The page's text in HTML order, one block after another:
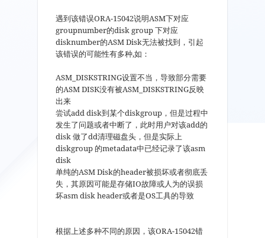
遇到该错误ORA-15042说明ASM下对应
groupnumber的disk group 下对应
disknumber的ASM Disk无法被找到，引起
该错误的可能性有多种,如：
ASM_DISKSTRING设置不当，导致部分需要
的ASM DISK没有被ASM_DISKSTRING反映
出来
尝试add disk到某个diskgroup，但是过程中
发生了问题或者中断了，此时用户对该add的
disk 做了dd清理磁盘头，但是实际上
diskgroup 的metadata中已经记录了该asm
disk
单纯的ASM Disk的header被损坏或者彻底丢
失，其原因可能是存储IO故障或人为的误损
坏asm disk header或者是OS工具的导致
根据上述多种不同的原因，该ORA-15042错